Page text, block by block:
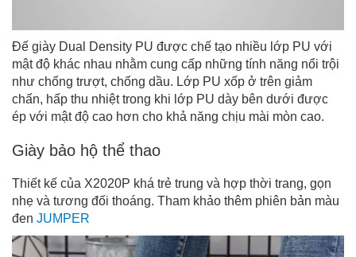
Đế giày Dual Density PU được chế tạo nhiều lớp PU với
mật độ khác nhau nhằm cung cấp những tính năng nổi trội
như chống trượt, chống dầu. Lớp PU xốp ở trên giảm
chấn, hấp thu nhiệt trong khi lớp PU dày bên dưới được
ép với mật độ cao hơn cho khả năng chịu mài mòn cao.
Giày bảo hộ thể thao
Thiết kế của X2020P khá trẻ trung và hợp thời trang, gọn
nhẹ và tương đối thoáng. Tham khảo thêm phiên bản màu
đen JUMPER